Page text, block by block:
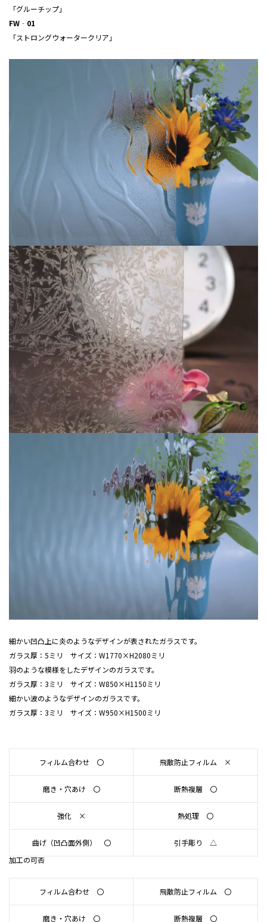
「グルーチップ」
FW‐01
「ストロングウォータークリア」
細かい凹凸上に炎のようなデザインが表されたガラスです。
ガラス厚：5ミリ サイズ：W1770×H2080ミリ
羽のような模様をしたデザインのガラスです。
ガラス厚：3ミリ サイズ：W850×H1150ミリ
細かい波のようなデザインのガラスです。
ガラス厚：3ミリ サイズ：W950×H1500ミリ
フィルム合わせ 〇 飛散防止フィルム ×
磨き・穴あけ 〇 断熱複層 〇
強化 × 熱処理 〇
曲げ（凹凸面外側） 〇
引手彫り △
加工の可否
フィルム合わせ 〇 飛散防止フィルム 〇
磨き・穴あけ 〇 断熱複層 〇